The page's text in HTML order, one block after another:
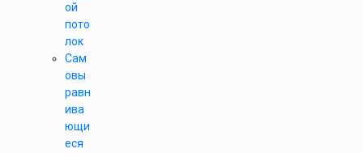
ой
пото
лок
Сам
овы
равн
ива
ющи
еся